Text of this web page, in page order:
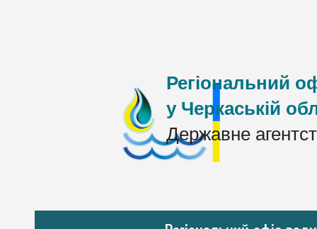
Регіональний
у Черкаській
Державне